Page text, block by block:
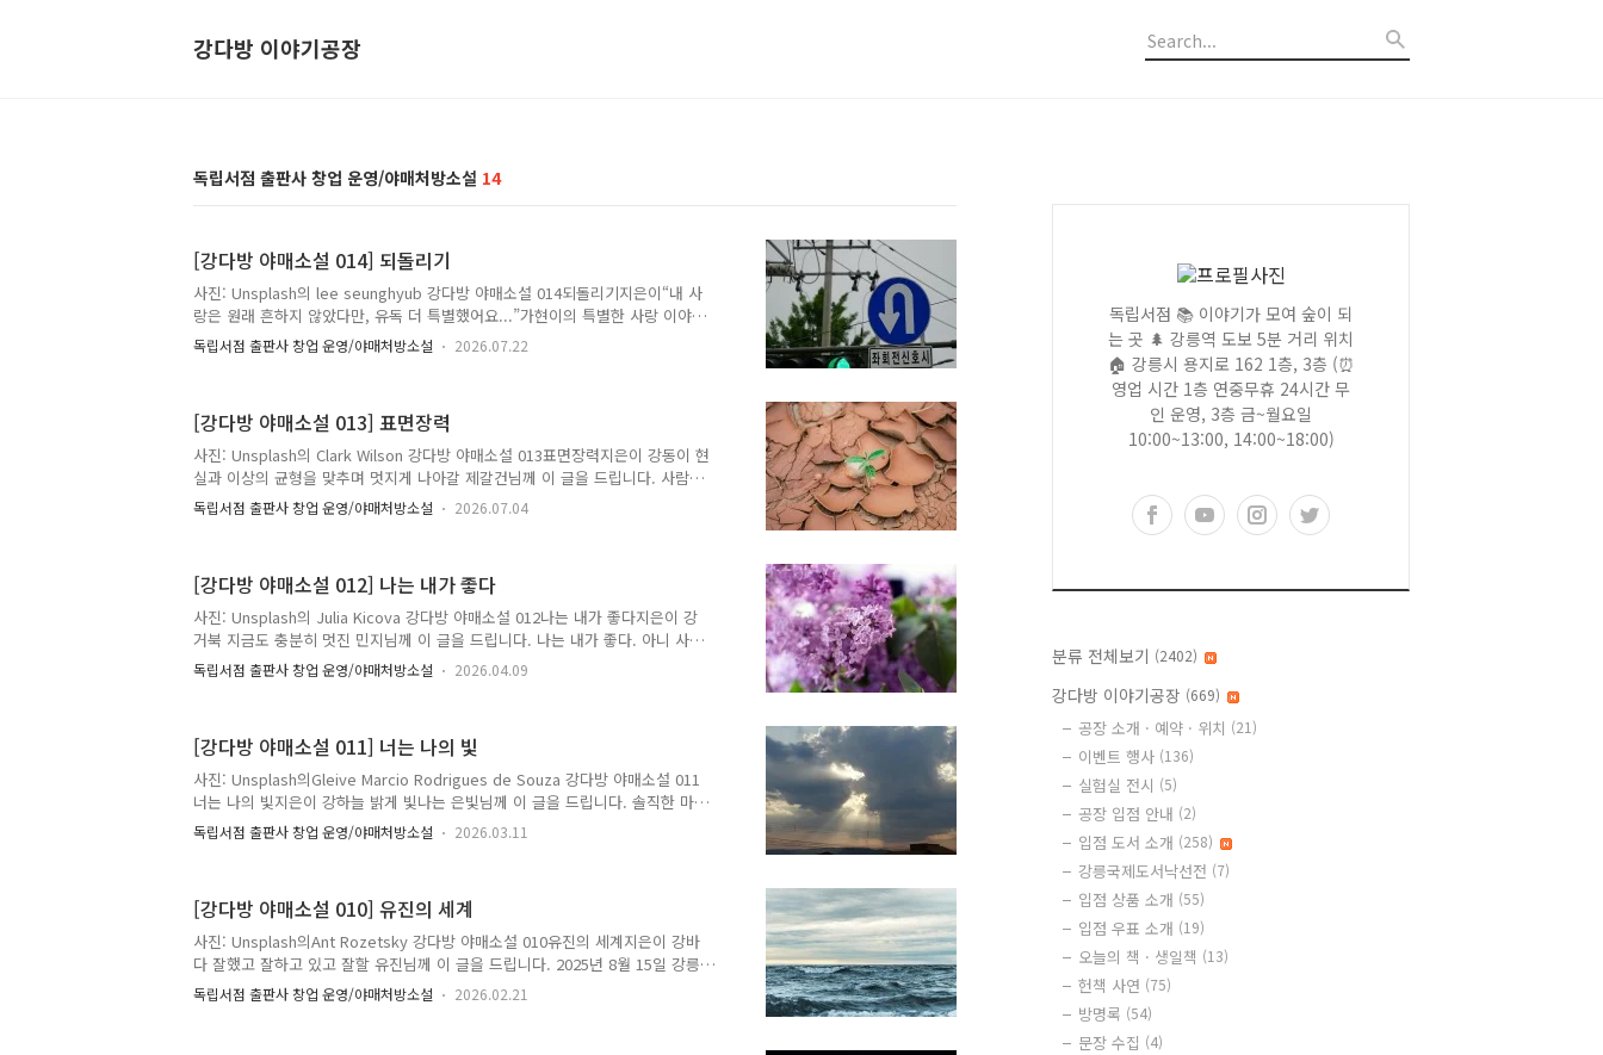
강다방 이야기공장
독립서점 출판사 창업 운영/야매처방소설 14
[강다방 야매소설 014] 되돌리기
사진: Unsplash의 lee seunghyub 강다방 야매소설 014되돌리기지은이“내 사
랑은 원래 흔하지 않았다만, 유독 더 특별했어요...”가현이의 특별한 사랑 이야기
가 지금 시작됩니다.게임을 시작하려면 다음을 눌러주세요.[새로 시작하기] ◀[이
어 하기]가현이는 인생에서 가장 치열했던 미용실 인턴 생활을 마치고 정식 디자
지 기다리면서 그냥 있는다][반갑게 인사하며 도와줄 일이 없냐고 물어본다] ◀
[챕터 1. 첫 만남]“안녕하세요. 처음 출근한 백가현입니다. 잘 부탁드립니다.”“안
녕하세요. 한준수입니다.”그는 자기소개를 하면서 괜히 머쓱한 듯 ..
독립서점 출판사 창업 운영/야매처방소설 2026.07.22
[강다방 야매소설 013] 표면장력
사진: Unsplash의 Clark Wilson 강다방 야매소설 013표면장력지은이 강동이 현
실과 이상의 균형을 맞추며 멋지게 나아갈 제갈건님께 이 글을 드립니다. 사람들
은 이기심과 위선으로 가득 차 있다. 책상에 앉아 책을 펴놓고 잠시 이런저런 딴
생각을 하는데, 민호가 말을 건넸다."야 그 얘기 들었냐?""뭐?""곧 제한 급수 시
휴교 안 했는데 물 안 나온다고 휴교하겠냐?"대릉시에 비가 내리지 않은지 3개월
째. 식수원이 되는 운봉댐의 저수율이 20% 아래로 떨어졌고, 당분간은 비 예보
도 없었다. 처음에는 농업용수가 제한되고, 그다음으..
독립서점 출판사 창업 운영/야매처방소설 2026.07.04
[강다방 야매소설 012] 나는 내가 좋다
사진: Unsplash의 Julia Kicova 강다방 야매소설 012나는 내가 좋다지은이 강
거북 지금도 충분히 멋진 민지님께 이 글을 드립니다. 나는 내가 좋다. 아니 사
실 잘 모르겠다. 서른 후반이 되었는데 아직 뭐 하나 제대로 이룬 것도 없다. 아
직 난 불안정하기만 하다."[민지는뭐든할수있지]님 주문하신 음료 나왔습니
알지 못한 게 아쉽다. 지나고 나면 지금 이 순간도 아쉽게 느껴질까? 강릉으로
여행 왔다. 일상이 아닌 타지라 그런지, 평소 생각하지 못했던 생각, 감정이 떠오
른다. 카페에 앉아 적어본다. 커피를 마시며 책도 읽고 있다..
독립서점 출판사 창업 운영/야매처방소설 2026.04.09
[강다방 야매소설 011] 너는 나의 빛
사진: Unsplash의Gleive Marcio Rodrigues de Souza 강다방 야매소설 011
너는 나의 빛지은이 강하늘 밝게 빛나는 은빛님께 이 글을 드립니다. 솔직한 마
음이 바다에 닿을 때, 은빛이는 비로소 살아났다. '안녕하세요'라는 말로 편지를
시작하려다 상투적인 것 같아 조금은 감성적인 문장으로 이야기를 시작합니다.
뿌옇고 바다는 어둡네요. 처음에는 이런 날씨가 싫었는데, 짙푸른 바다와 대비되
는 파도의 하얀 포말을 보고 있으니 괜찮아졌습니다. 오히려 좋네요. 비 오는 날
없이 맑은 날만 계속되면 식물과 동물이 살 수 없다는 말이..
독립서점 출판사 창업 운영/야매처방소설 2026.03.11
[강다방 야매소설 010] 유진의 세계
사진: Unsplash의Ant Rozetsky 강다방 야매소설 010유진의 세계지은이 강바
다 잘했고 잘하고 있고 잘할 유진님께 이 글을 드립니다. 2025년 8월 15일 강릉
20대의 끝자락에서 나는 나를 돌본다. 20대 초반에는 뭐든 다 할 수 있을 것 같
았는데, 직장 생활 5년 차를 지나며 반짝였던 모습은 사라지고 일상에 찌든 평범
독립서점 출판사 창업 운영/야매처방소설 2026.02.21
독립서점 📚 이야기가 모여 숲이 되
는 곳 🌲 강릉역 도보 5분 거리 위치
🏠 강릉시 용지로 162 1층, 3층 (⏰
영업 시간 1층 연중무휴 24시간 무
인 운영, 3층 금~월요일
10:00~13:00, 14:00~18:00)
분류 전체보기 (2402)
강다방 이야기공장 (669)
공장 소개 · 예약 · 위치 (21)
이벤트 행사 (136)
실험실 전시 (5)
공장 입점 안내 (2)
입점 도서 소개 (258)
강릉국제도서낙선전 (7)
입점 상품 소개 (55)
입점 우표 소개 (19)
오늘의 책 · 생일책 (13)
헌책 사연 (75)
방명록 (54)
문장 수집 (4)